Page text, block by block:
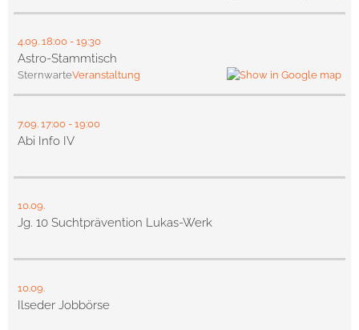
4.09. 18:00 - 19:30
Astro-Stammtisch
SternwarteVeranstaltung
7.09. 17:00 - 19:00
Abi Info IV
10.09.
Jg. 10 Suchtprävention Lukas-Werk
10.09.
Ilseder Jobbörse